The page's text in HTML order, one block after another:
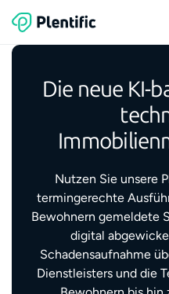
Die neue KI-
Nutzen Sie unsere
termingerechte
Bewohnern gemeldete
digital
Schadensaufnahme
Dienstleisters und die